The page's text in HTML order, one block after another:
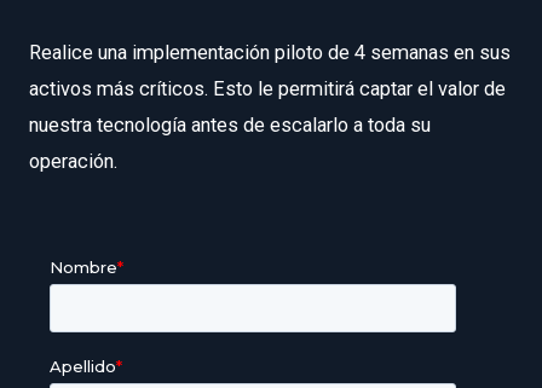
Realice una implementación piloto de 4 semanas en sus
activos más críticos. Esto le permitirá captar el valor de
nuestra tecnología antes de escalarlo a toda su
operación.